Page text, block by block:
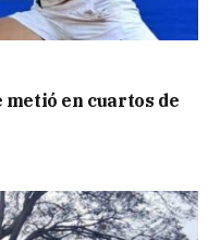
metió en cuartos de